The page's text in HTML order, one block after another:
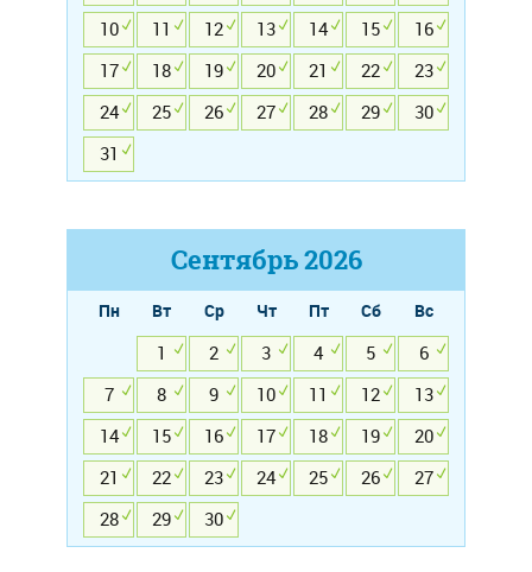
10
11 12 13 14 15
16
17
18 19 20 21 22
23
24
25 26 27 28 29
30
31
Сентябрь2026
Пн Вт Ср Чт Пт Сб
Вс
1
2 3 4 5
6
7
8 9 10 11 12
13
14
15 16 17 18 19
20
21
22 23 24 25 26
27
28
29 30